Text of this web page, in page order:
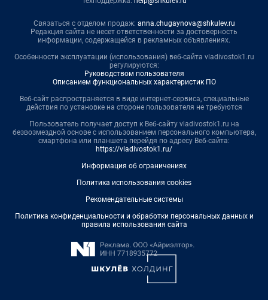
Связаться с отделом продаж: anna.chugaynova@shkulev.ru
Редакция сайта не несет ответственности за достоверность
информации, содержащейся в рекламных объявлениях.
Особенности эксплуатации (использования) веб-сайта vladivostok1.ru
регулируются:
Руководством пользователя
Описанием функциональных характеристик ПО
Веб-сайт распространяется в виде интернет-сервиса, специальные
действия по установке на стороне пользователя не требуются
Пользователь получает доступ к Веб-сайту vladivostok1.ru на
безвозмездной основе с использованием персонального компьютера,
смартфона или планшета перейдя по адресу Веб-сайта:
https://vladivostok1.ru/
Информация об ограничениях
Политика использования cookies
Рекомендательные системы
Политика конфиденциальности и обработки персональных данных и
правила использования сайта